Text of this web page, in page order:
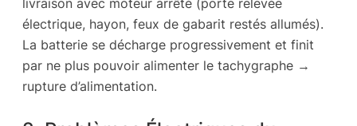
électrique, hayon, feux de gabarit restés allumés).
La batterie se décharge progressivement et finit
par ne plus pouvoir alimenter le tachygraphe →
rupture d’alimentation.